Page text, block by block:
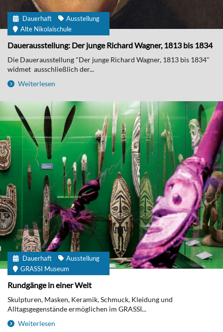
Dauerhaft
Ausstellung
Alte Nikolaischule
Dauerausstellung: Der junge Richard Wagner, 1813 bis 1834
Die Dauerausstellung "Der junge Richard Wagner, 1813 bis 1834"
widmet ausschließlich der...
Weiterlesen
Dauerhaft
Ausstellung
GRASSI Museum
Rundgänge in einer Welt
Skulpturen, Masken, Keramik, Schmuck, Kleidung und
Alltagsgegenstände ermöglichen im GRASSI...
Weiterlesen